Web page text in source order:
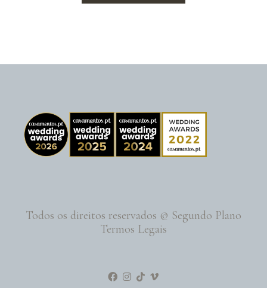
Todos os direitos reservados © Segundo Plano
Termos Legais